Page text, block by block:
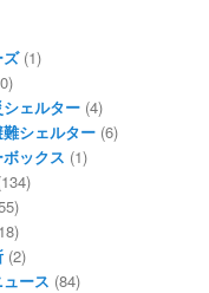
(1)
ェルター(4)
シェルター(6)
ックス (1)
(2)
ース (84)